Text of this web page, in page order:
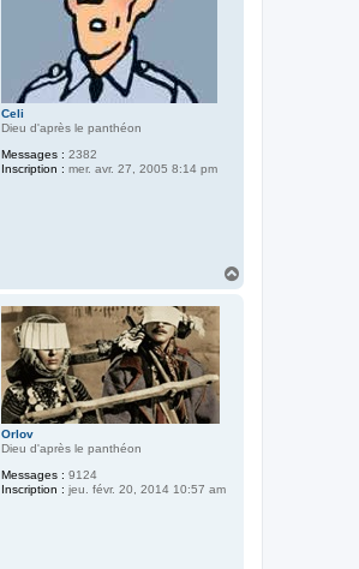
Celi
Dieu d'après le panthéon
Messages : 2382
Inscription : mer. avr. 27, 2005 8:14 pm
Orlov
Dieu d'après le panthéon
Messages : 9124
Inscription : jeu. févr. 20, 2014 10:57 am